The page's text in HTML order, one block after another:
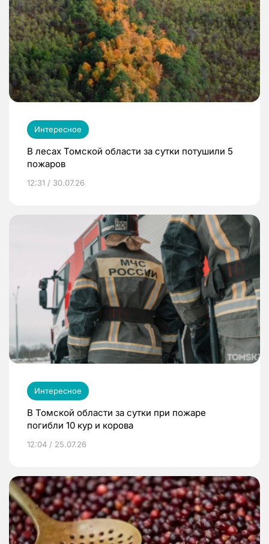
Интересное
В лесах Томской области за сутки потушили 5
пожаров
12:31 / 30.07.26
Интересное
В Томской области за сутки при пожаре
погибли 10 кур и корова
12:04 / 25.07.26